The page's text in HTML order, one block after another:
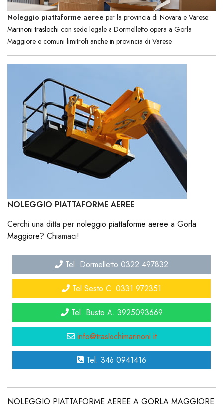
Noleggio piattaforme aeree per la provincia di Novara e Varese:
Marinoni traslochi con sede legale a Dormelletto opera a Gorla
Maggiore e comuni limitrofi anche in provincia di Varese
NOLEGGIO PIATTAFORME AEREE
Cerchi una ditta per noleggio piattaforme aeree a Gorla
Maggiore? Chiamaci!
Tel. Dormelletto 0322 497832
Tel.Sesto C. 0331 972351
Tel. Busto A. 3925093669
info@traslochimarinoni.it
Tel. 346 0941416
NOLEGGIO PIATTAFORME AEREE A GORLA MAGGIORE